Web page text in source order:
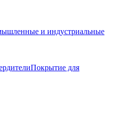
и индустриальные
Покрытие для